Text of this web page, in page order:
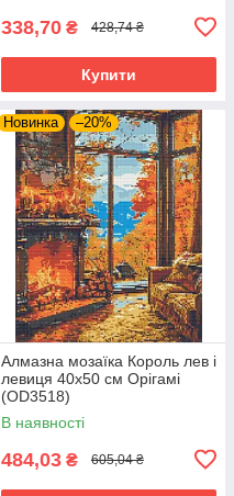
338,70 ₴ 428,74 ₴
Купити
Новинка –20%
Алмазна мозаїка Король лев і
левиця 40x50 см Орігамі
(OD3518)
В наявності
484,03 ₴ 605,04 ₴